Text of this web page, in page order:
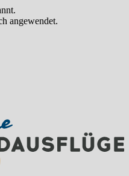
angewendet.